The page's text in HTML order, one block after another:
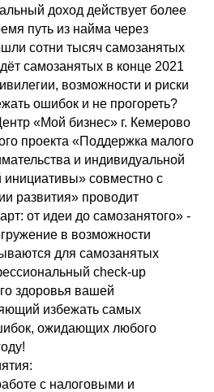
доход действует более
путь из найма через
сотни тысяч самозанятых
самозанятых в конце 2021
возможности и риски
ошибок и не прогореть?
«Мой бизнес» г. Кемерово
проекта «Поддержка малого
и индивидуальной
инициативы» совместно с
развития» проводит
от идеи до самозанятого» -
в возможности
для самозанятых
check-up
здоровья вашей
избежать самых
ожидающих любого
с налоговыми и